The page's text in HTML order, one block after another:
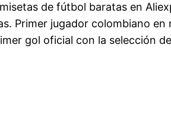
de fútbol baratas en
Primer jugador colombiano en
gol oficial con la selección